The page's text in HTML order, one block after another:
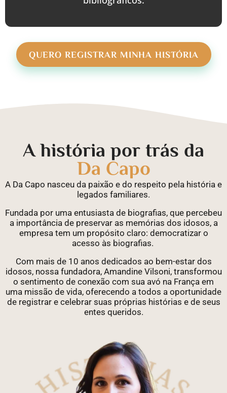
QUERO REGISTRAR MINHA HISTÓRIA
A história por trás da
Da Capo
A Da Capo nasceu da paixão e do respeito pela história e
legados familiares.
Fundada por uma entusiasta de biografias, que percebeu
a importância de preservar as memórias dos idosos, a
empresa tem um propósito claro: democratizar o
acesso às biografias.
Com mais de 10 anos dedicados ao bem-estar dos
idosos, nossa fundadora, Amandine Vilsoni, transformou
o sentimento de conexão com sua avó na França em
uma missão de vida, oferecendo a todos a oportunidade
de registrar e celebrar suas próprias histórias e de seus
entes queridos.